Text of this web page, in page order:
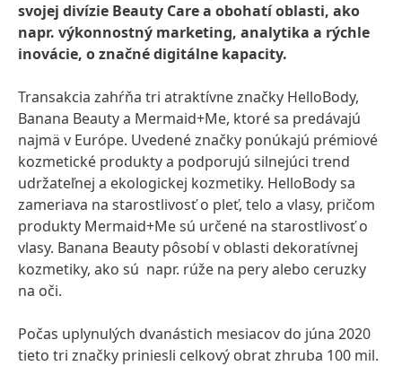
svojej divízie Beauty Care a obohatí oblasti, ako
napr. výkonnostný marketing, analytika a rýchle
inovácie, o značné digitálne kapacity.
Transakcia zahŕňa tri atraktívne značky HelloBody,
Banana Beauty a Mermaid+Me, ktoré sa predávajú
najmä v Európe. Uvedené značky ponúkajú prémiové
kozmetické produkty a podporujú silnejúci trend
udržateľnej a ekologickej kozmetiky. HelloBody sa
zameriava na starostlivosť o pleť, telo a vlasy, pričom
produkty Mermaid+Me sú určené na starostlivosť o
vlasy. Banana Beauty pôsobí v oblasti dekoratívnej
kozmetiky, ako sú napr. rúže na pery alebo ceruzky
na oči.
Počas uplynulých dvanástich mesiacov do júna 2020
tieto tri značky priniesli celkový obrat zhruba 100 mil.